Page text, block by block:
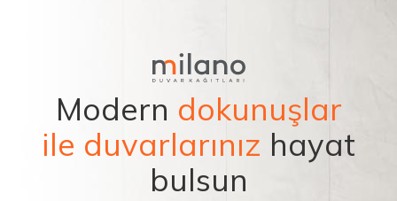
Modern dokunuşlar
ile duvarlarınız hayat
bulsun